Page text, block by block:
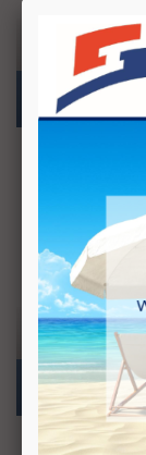
TRAPPEN
HEKWERKEN